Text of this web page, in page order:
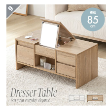
会
員
約
つ
い
て